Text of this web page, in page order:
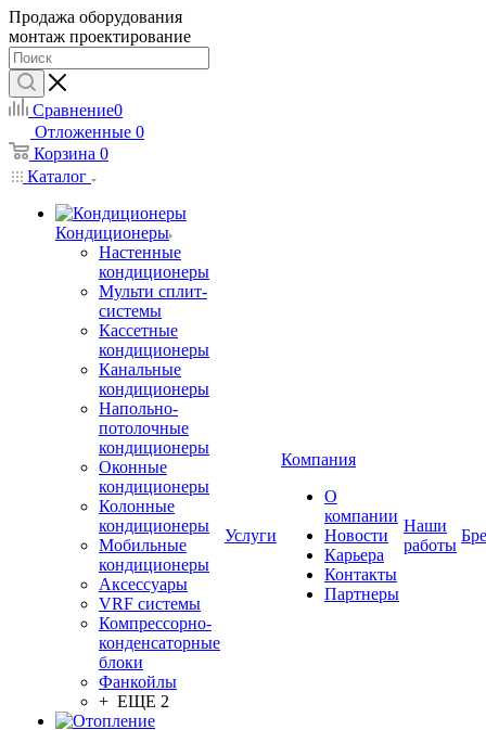
Продажа оборудования
монтаж проектирование
Сравнение0
Отложенные 0
Корзина 0
Каталог
Кондиционеры
Настенные
кондиционеры
Мульти сплит-
системы
Кассетные
кондиционеры
Канальные
кондиционеры
Напольно-
потолочные
кондиционеры
Оконные
кондиционеры
Колонные
кондиционеры
Мобильные
кондиционеры
Аксессуары
VRF системы
Компрессорно-
конденсаторные
блоки
Фанкойлы
+ ЕЩЕ 2
Услуги
Компания
О
компании
Новости
Карьера
Контакты
Партнеры
Наши
работы